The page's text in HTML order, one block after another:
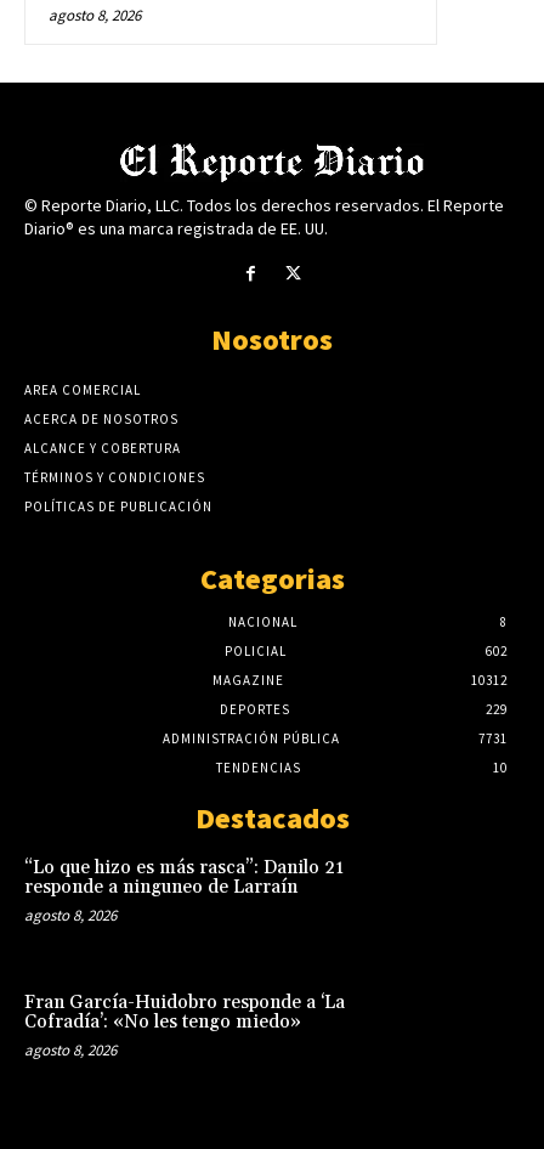
agosto 8, 2026
© Reporte Diario, LLC. Todos los derechos reservados. El Reporte
Diario® es una marca registrada de EE. UU.
Nosotros
AREA COMERCIAL
ACERCA DE NOSOTROS
ALCANCE Y COBERTURA
TÉRMINOS Y CONDICIONES
POLÍTICAS DE PUBLICACIÓN
Categorias
NACIONAL
8
POLICIAL
602
MAGAZINE
10312
DEPORTES
229
ADMINISTRACIÓN PÚBLICA
7731
TENDENCIAS
10
Destacados
“Lo que hizo es más rasca”: Danilo 21
responde a ninguneo de Larraín
agosto 8, 2026
Fran García-Huidobro responde a ‘La
Cofradía’: «No les tengo miedo»
agosto 8, 2026